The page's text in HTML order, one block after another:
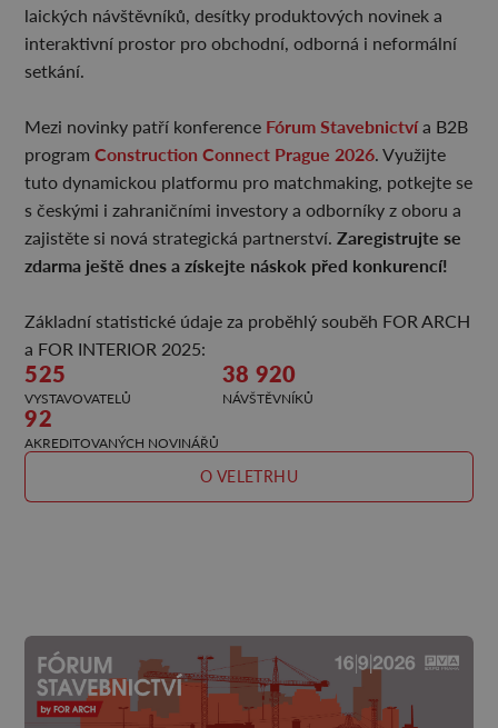
laických návštěvníků, desítky produktových novinek a
interaktivní prostor pro obchodní, odborná i neformální
setkání.
Mezi novinky patří konference Fórum Stavebnictvía B2B
programConstruction Connect Prague 2026. Využijte
tuto dynamickou platformu pro matchmaking, potkejte se
s českými i zahraničními investory a odborníky z oboru a
zajistěte si nová strategická partnerství.Zaregistrujte se
zdarma ještě dnes a získejte náskok před konkurencí!
Základní statistické údaje za proběhlý souběh FOR ARCH
a FOR INTERIOR 2025:
525
VYSTAVOVATELŮ
38 920
NÁVŠTĚVNÍKŮ
92
AKREDITOVANÝCH NOVINÁŘŮ
O VELETRHU